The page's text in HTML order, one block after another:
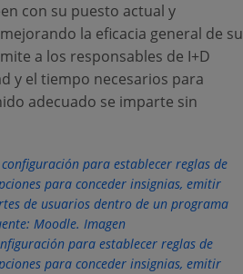
con su puesto actual y
la eficacia general de su
a los responsables de I+D
y el tiempo necesarios para
adecuado se imparte sin
para establecer reglas de
para conceder insignias, emitir